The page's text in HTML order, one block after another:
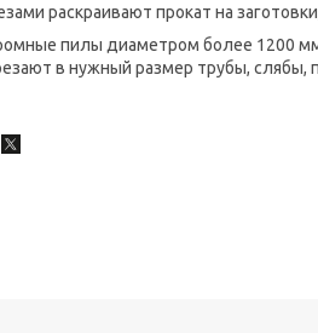
раскраивают прокат на
пилы диаметром более 1200 мм
в нужный размер трубы, слябы,